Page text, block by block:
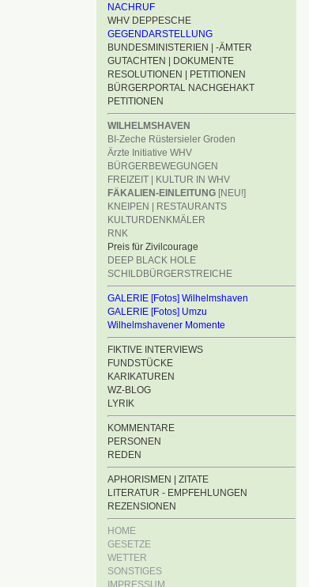
NACHRUF
WHV DEPPESCHE
GEGENDARSTELLUNG
BUNDESMINISTERIEN | -ÄMTER
GUTACHTEN | DOKUMENTE
RESOLUTIONEN | PETITIONEN
BÜRGERPORTAL NACHGEHAKT
PETITIONEN
WILHELMSHAVEN
BI-Zeche Rüstersieler Groden
Ärzte Initiative WHV
BÜRGERBEWEGUNGEN
FREIZEIT | KULTUR IN WHV
FÄKALIEN-EINLEITUNG [NEU!]
KNEIPEN | RESTAURANTS
KULTURDENKMÄLER
RNK
Preis für Zivilcourage
DEEP BLACK HOLE
SCHILDBÜRGERSTREICHE
GALERIE [Fotos] Wilhelmshaven
GALERIE [Fotos] Umzu
Wilhelmshavener Momente
FIKTIVE INTERVIEWS
FUNDSTÜCKE
KARIKATUREN
WZ-BLOG
LYRIK
KOMMENTARE
PERSONEN
REDEN
APHORISMEN | ZITATE
LITERATUR - EMPFEHLUNGEN
REZENSIONEN
HOME
GESETZE
WETTER
SONSTIGES
IMPRESSUM